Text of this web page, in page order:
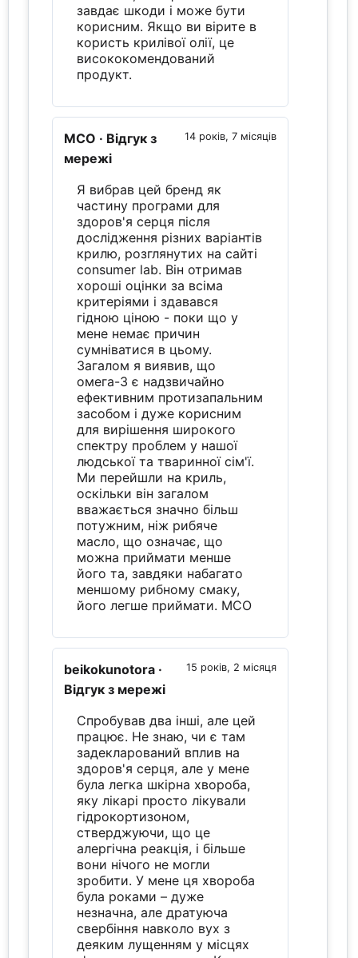
завдає шкоди і може бути
корисним. Якщо ви вірите в
користь крилівої олії, це
висококомендований
продукт.
14 років, 7 місяців
MCO · Відгук з
мережі
Я вибрав цей бренд як
частину програми для
здоров'я серця після
дослідження різних варіантів
крилю, розглянутих на сайті
consumer lab. Він отримав
хороші оцінки за всіма
критеріями і здавався
гідною ціною - поки що у
мене немає причин
сумніватися в цьому.
Загалом я виявив, що
омега-3 є надзвичайно
ефективним протизапальним
засобом і дуже корисним
для вирішення широкого
спектру проблем у нашої
людської та тваринної сім'ї.
Ми перейшли на криль,
оскільки він загалом
вважається значно більш
потужним, ніж рибяче
масло, що означає, що
можна приймати менше
його та, завдяки набагато
меншому рибному смаку,
його легше приймати. MCO
15 років, 2 місяця
beikokunotora ·
Відгук з мережі
Спробував два інші, але цей
працює. Не знаю, чи є там
задекларований вплив на
здоров'я серця, але у мене
була легка шкірна хвороба,
яку лікарі просто лікували
гідрокортизоном,
стверджуючи, що це
алергічна реакція, і більше
вони нічого не могли
зробити. У мене ця хвороба
була роками – дуже
незначна, але дратуюча
свербіння навколо вух з
деяким лущенням у місцях